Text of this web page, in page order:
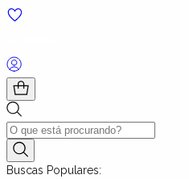
Buscas Populares: